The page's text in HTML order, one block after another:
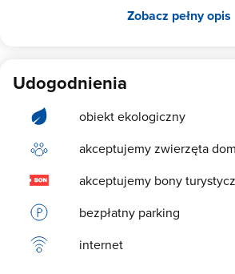
Zobacz pełny opis
Udogodnienia
obiekt ekologiczny
akceptujemy zwierzęta
akceptujemy bony
bezpłatny parking
internet